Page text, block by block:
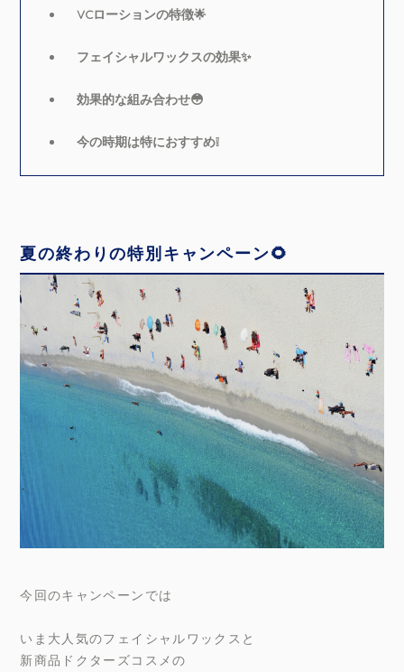
VCローションの特徴🌟
フェイシャルワックスの効果✨
効果的な組み合わせ😳
今の時期は特におすすめ❕
夏の終わりの特別キャンペーン🌻
今回のキャンペーンでは
いま大人気のフェイシャルワックスと
新商品ドクターズコスメの